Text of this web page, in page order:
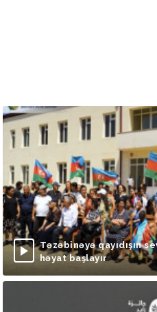
Təzəbinəyə qayıdışın
həyat başlayır